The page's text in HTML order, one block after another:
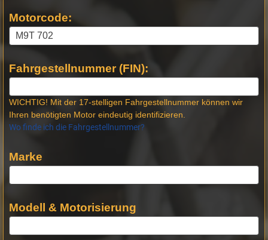
Motorcode:
Fahrgestellnummer (FIN):
WICHTIG! Mit der 17-stelligen Fahrgestellnummer können wir
Ihren benötigten Motor eindeutig identifizieren.
Wo finde ich die Fahrgestellnummer?
Marke
Modell & Motorisierung